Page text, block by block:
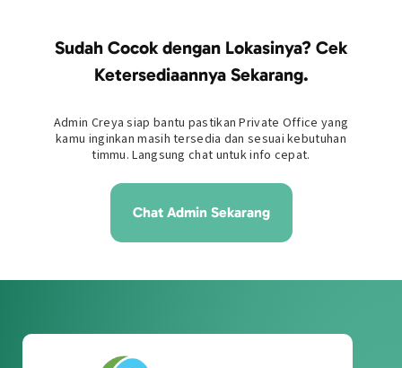
ojek online dan transportasi umum lainnya.
Sudah Cocok dengan Lokasinya? Cek
Ketersediaannya Sekarang.
Admin Creya siap bantu pastikan Private Office yang
kamu inginkan masih tersedia dan sesuai kebutuhan
timmu. Langsung chat untuk info cepat.
Chat Admin Sekarang